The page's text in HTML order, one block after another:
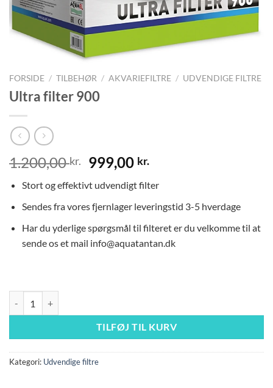
FORSIDE / TILBEHØR / AKVARIEFILTRE / UDVENDIGE FILTRE
Ultra filter 900
1.200,00kr.
Den
oprindelige
pris
var:
1.200,00 kr..
999,00 kr.Den
pris
er:
999,00 kr..
Stort og effektivt udvendigt filter
Sendes fra vores fjernlager leveringstid 3-5 hverdage
Har du yderlige spørgsmål til filteret er du velkomme til at
sende os et mail info@aquatantan.dk
TILFØJ TIL KURV
Kategori: Udvendige filtre